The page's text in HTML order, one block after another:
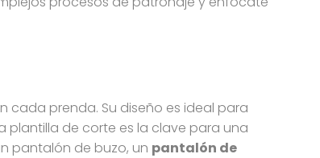
prenda. Su diseño es ideal para
plantilla de corte es la clave para una
pantalón de buzo, un pantalón de